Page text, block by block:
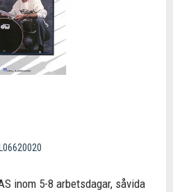
inom 5-8 arbetsdagar, såvida